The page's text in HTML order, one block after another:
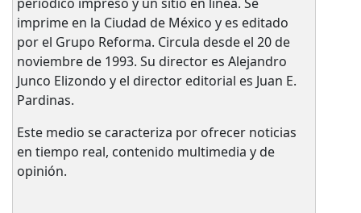
imprime en la Ciudad de México y es editado
por el Grupo Reforma. Circula desde el 20 de
noviembre de 1993. Su director es Alejandro
Junco Elizondo y el director editorial es Juan E.
Pardinas.
Este medio se caracteriza por ofrecer noticias
en tiempo real, contenido multimedia y de
opinión.